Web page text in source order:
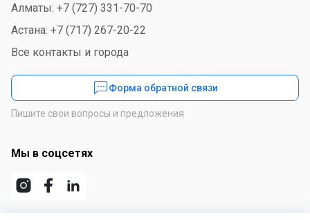
Алматы: +7 (727) 331-70-70
Астана: +7 (717) 267-20-22
Все контакты и города
Форма обратной связи
Пишите свои вопросы и предложения
Мы в соцсетях